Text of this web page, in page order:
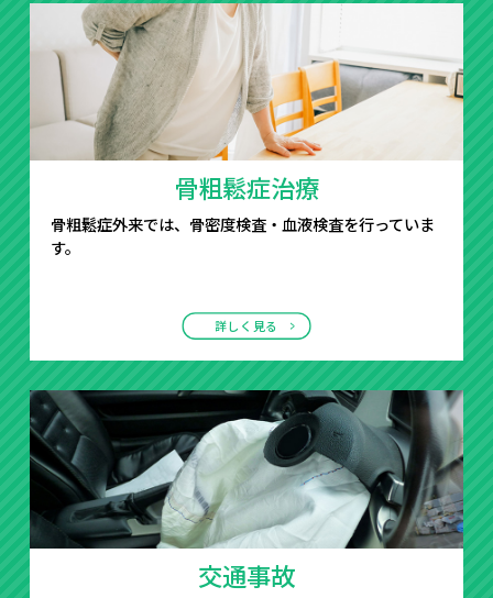
骨粗鬆症治療
骨粗鬆症外来では、骨密度検査・血液検査を行っていま
す。
詳しく見る
交通事故